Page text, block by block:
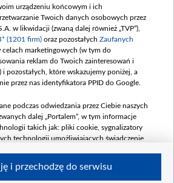
urządzeniu końcowym i ich
Twoich danych osobowych przez
w likwidacji (zwaną dalej również „TVP”),
(1201 firm) oraz pozostałych Zaufanych
celach marketingowych (w tym do
reklam do Twoich zainteresowań i
pozostałych, które wskazujemy poniżej, a
przez nas identyfikatora PPID do Google.
podczas odwiedzania przez Ciebie naszych
dalej „Portalem”, w tym informacje
takich jak: pliki cookie, sygnalizatory
technologii umożliwiających świadczenie
i przechodzę do serwisu